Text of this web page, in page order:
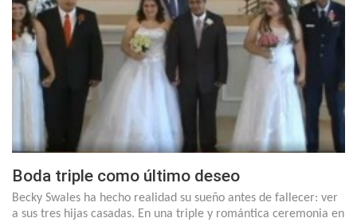
Boda triple como último deseo
Becky Swales ha hecho realidad su sueño antes de fallecer: ver
a sus tres hijas casadas. En una triple y romántica ceremonia en